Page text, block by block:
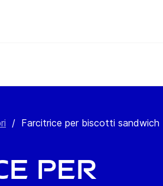
/ Farcitrice per biscotti sandwich
per